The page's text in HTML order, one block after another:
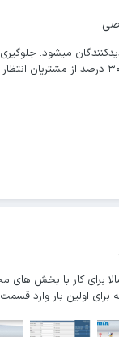
میشود.
برای کار با بخش
برای اولین بار وارد